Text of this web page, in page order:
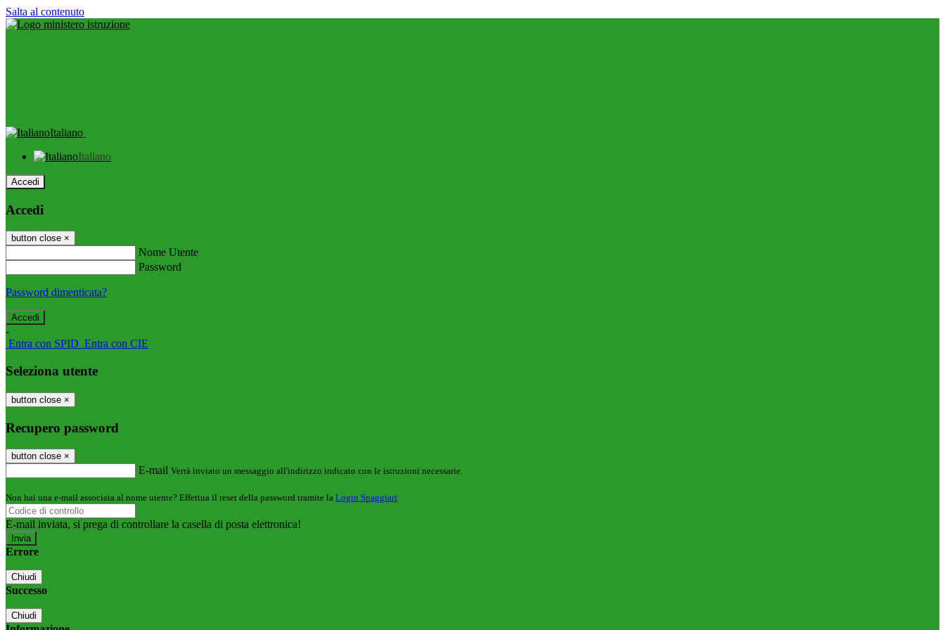
Salta al contenuto
Italiano
Italiano
Accedi
Accedi
button close ×
Nome Utente
Password
Password dimenticata?
-
Entra con SPID Entra con CIE
Seleziona utente
button close ×
Recupero password
button close ×
E-mail Verrà inviato un messaggio all'indirizzo indicato con le istruzioni necessarie.
Non hai una e-mail associata al nome utente? Effettua il reset della password tramite la Login Spaggiari
E-mail inviata, si prega di controllare la casella di posta elettronica!
Errore
Chiudi
Successo
Chiudi